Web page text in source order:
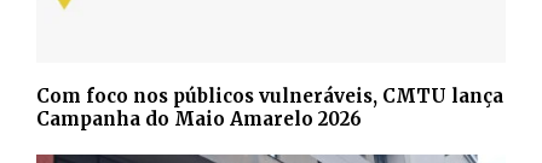
Com foco nos públicos vulneráveis, CMTU lança
Campanha do Maio Amarelo 2026